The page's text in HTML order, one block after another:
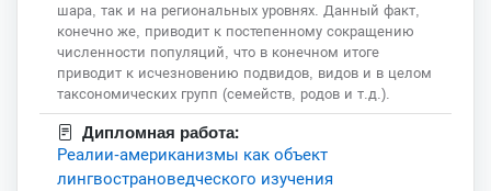
шара, так и на региональных уровнях. Данный факт,
конечно же, приводит к постепенному сокращению
численности популяций, что в конечном итоге
приводит к исчезновению подвидов, видов и в целом
таксономических групп (семейств, родов и т.д.).
Дипломная работа:
Реалии-американизмы как объект
лингвострановедческого изучения